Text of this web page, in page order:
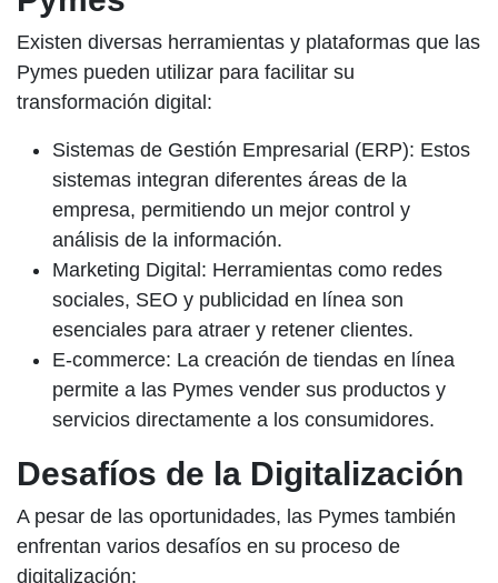
Existen diversas herramientas y plataformas que las
Pymes pueden utilizar para facilitar su
transformación digital:
Sistemas de Gestión Empresarial (ERP): Estos
sistemas integran diferentes áreas de la
empresa, permitiendo un mejor control y
análisis de la información.
Marketing Digital: Herramientas como redes
sociales, SEO y publicidad en línea son
esenciales para atraer y retener clientes.
E-commerce: La creación de tiendas en línea
permite a las Pymes vender sus productos y
servicios directamente a los consumidores.
Desafíos de la Digitalización
A pesar de las oportunidades, las Pymes también
enfrentan varios desafíos en su proceso de
digitalización: